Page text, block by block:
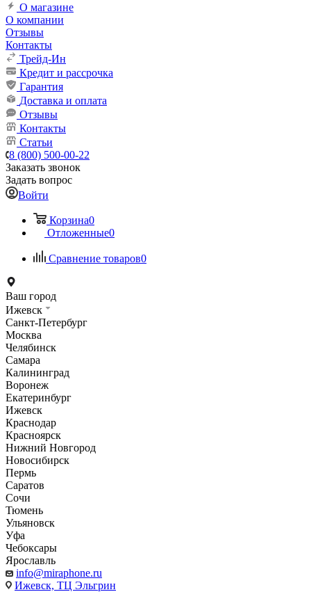
О магазине
О компании
Отзывы
Контакты
Трейд-Ин
Кредит и рассрочка
Гарантия
Доставка и оплата
Отзывы
Контакты
Статьи
8 (800) 500-00-22
Заказать звонок
Задать вопрос
Войти
Корзина0
Отложенные0
Сравнение товаров0
Ваш город
Ижевск
Санкт-Петербург
Москва
Челябинск
Самара
Калининград
Воронеж
Екатеринбург
Ижевск
Краснодар
Красноярск
Нижний Новгород
Новосибирск
Пермь
Саратов
Сочи
Тюмень
Ульяновск
Уфа
Чебоксары
Ярославль
info@miraphone.ru
Ижевск, ТЦ Эльгрин